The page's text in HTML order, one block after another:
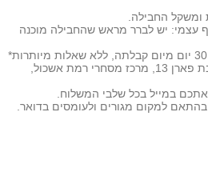
עצמי: יש לברר מראש שהחבילה מוכנה
אפשר להחזיר את החבילה לכל אחד מסניפי The Cook store או בדואר לכתובת פארן 13, מרכז מסחרי רמת אשכול,
במייל בכל שלבי המשלוח.
מעמד לכוסות חד פעמיים
Tosca
₪59.00